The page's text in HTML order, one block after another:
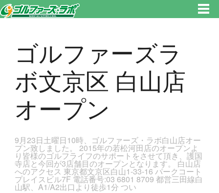
区、若松河田で気軽にゴルフレッスン！
ゴルファーズラ
ボ文京区 白山店
オープン
9月23日土曜日10時、ゴルファーズ・ラボ白山店オー
プン致しました。 2015年の若松河田店のオープンよ
り皆様のゴルフライフのサポートをさせて頂き、護国
寺店と今回が3店舗目のオープンとなります。 白山店
へのアクセス 東京都文京区白山1-33-16 パークコート
プレイスビル7F 電話番号:03 6801 8709 都営三田線白
山駅、A1/A2出口より徒歩1分 つい